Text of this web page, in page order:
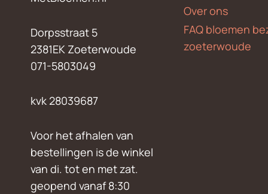
Dorpsstraat 5
2381EK Zoeterwoude
071-5803049
kvk 28039687
Voor het afhalen van
bestellingen is de winkel
van di. tot en met zat.
geopend vanaf 8:30
Over ons
FAQ bloemen
zoeterwoude